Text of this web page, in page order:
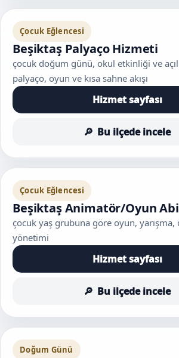
Çocuk Eğlencesi
Beşiktaş Palyaço Hizmeti
çocuk doğum günü, okul etkinliği ve
palyaço, oyun ve kısa sahne akışı
Hizmet sayfası
Bu ilçede incele
Çocuk Eğlencesi
Beşiktaş Animatör/Oyun
çocuk yaş grubuna göre oyun, yarışma,
yönetimi
Hizmet sayfası
Bu ilçede incele
Doğum Günü